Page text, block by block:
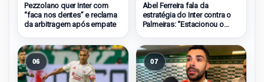
Pezzolano quer Inter com
“faca nos dentes” e reclama
da arbitragem após empate
Abel Ferreira fala da
estratégia do Inter contra o
Palmeiras: “Estacionou o
06 07